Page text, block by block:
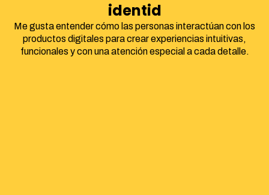
identidad corpora
Me gusta entender cómo las personas interactúan con los
productos digitales para crear experiencias intuitivas,
funcionales y con una atención especial a cada detalle.